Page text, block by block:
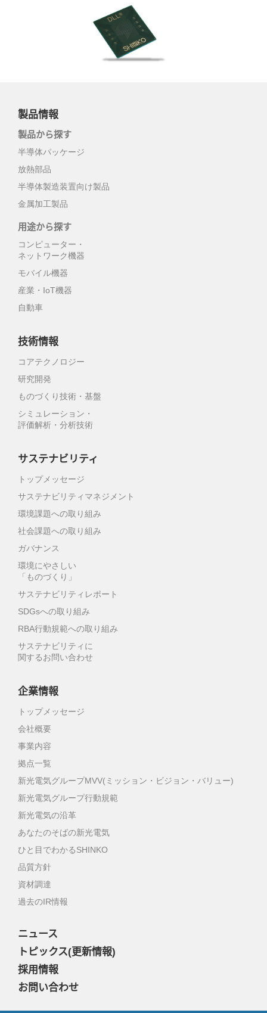
製品情報
製品から探す
半導体パッケージ
放熱部品
半導体製造装置向け製品
金属加工製品
用途から探す
コンピューター・
ネットワーク機器
モバイル機器
産業・IoT機器
自動車
技術情報
コアテクノロジー
研究開発
ものづくり技術・基盤
シミュレーション・
評価解析・分析技術
サステナビリティ
トップメッセージ
サステナビリティマネジメント
環境課題への取り組み
社会課題への取り組み
ガバナンス
環境にやさしい
「ものづくり」
サステナビリティレポート
SDGsへの取り組み
RBA行動規範への取り組み
サステナビリティに
関するお問い合わせ
企業情報
トップメッセージ
会社概要
事業内容
拠点一覧
新光電気グループMVV(ミッション・ビジョン・バリュー)
新光電気グループ行動規範
新光電気の沿革
あなたのそばの新光電気
ひと目でわかるSHINKO
品質方針
資材調達
過去のIR情報
ニュース
トピックス(更新情報)
採用情報
お問い合わせ